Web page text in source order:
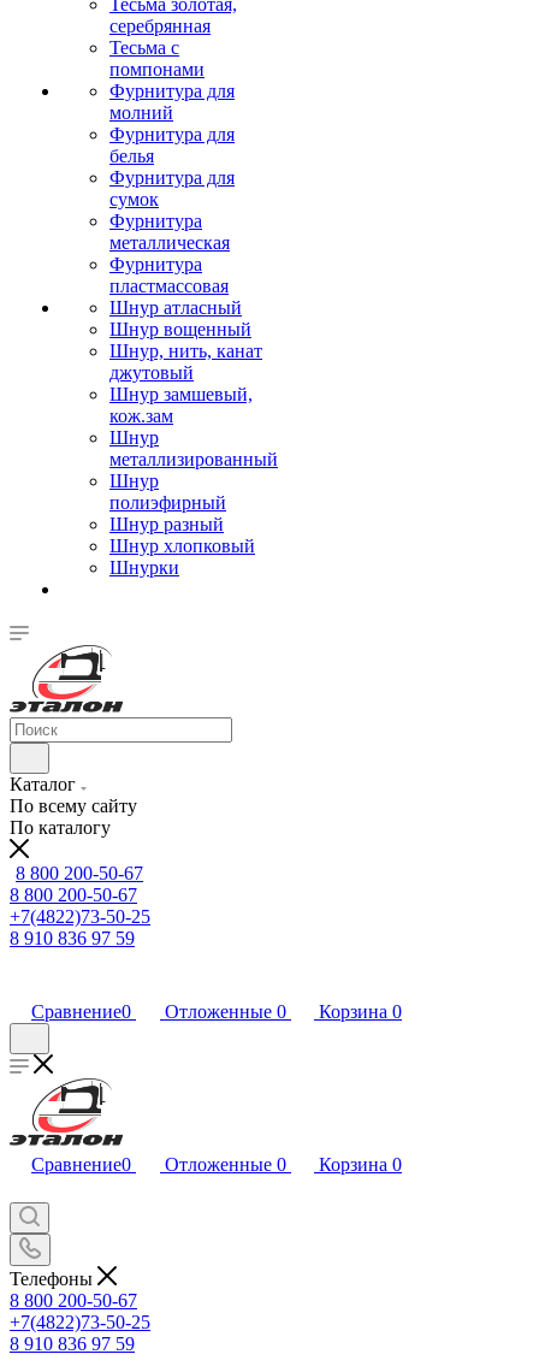
Тесьма золотая,
серебрянная
Тесьма с
помпонами
Фурнитура для
молний
Фурнитура для
белья
Фурнитура для
сумок
Фурнитура
металлическая
Фурнитура
пластмассовая
Шнур атласный
Шнур вощенный
Шнур, нить, канат
джутовый
Шнур замшевый,
кож.зам
Шнур
металлизированный
Шнур
полиэфирный
Шнур разный
Шнур хлопковый
Шнурки
Каталог
По всему сайту
По каталогу
8 800 200-50-67
8 800 200-50-67
+7(4822)73-50-25
8 910 836 97 59
Сравнение0 Отложенные 0 Корзина 0
Сравнение0 Отложенные 0 Корзина 0
Телефоны
8 800 200-50-67
+7(4822)73-50-25
8 910 836 97 59